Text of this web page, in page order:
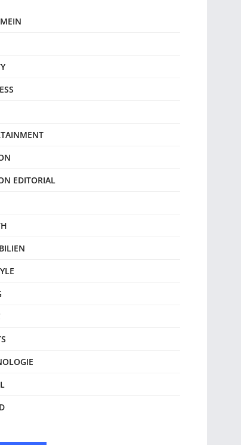
EDITORIAL